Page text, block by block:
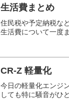
生活費まとめ
住民税や予定納税な
生活費について一度
CR-Z 軽量化
今日の軽量化エンジ
しても特に騒音がひ